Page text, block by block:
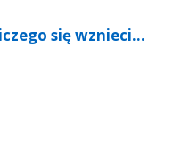
się wznieci…